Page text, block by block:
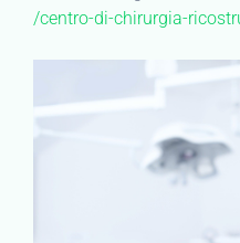
/centro-di-chirurgia-